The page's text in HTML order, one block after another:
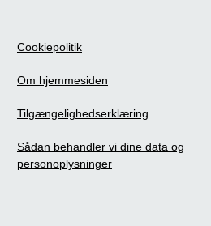
Cookiepolitik
Om hjemmesiden
Tilgængelighedserklæring
Sådan behandler vi dine data og
personoplysninger